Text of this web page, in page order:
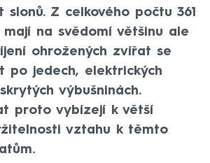
Z celkového počtu 361
na svědomí většinu ale
ohrožených zvířat se
po jedech, elektrických
výbušninách.
proto vybízejí k větší
vztahu k těmto